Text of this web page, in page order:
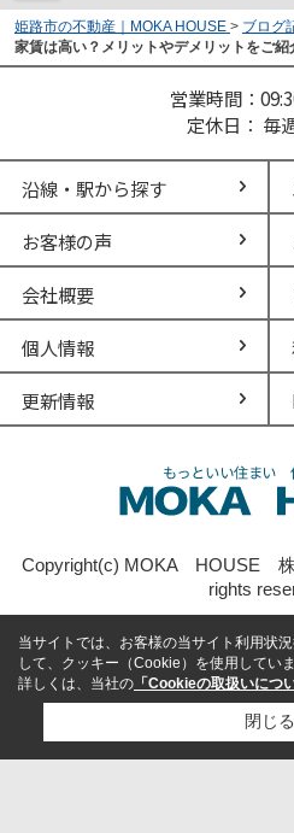
姫路市の不動産｜MOKA HOUSE > ブログ
家賃は高い？メリットやデメリットをご紹
営業時間：
定休日： 毎
沿線・駅から探す
お客様の声
会社概要
個人情報
更新情報
Copyright(c) MOKA HOUSE 株
rights
当サイトでは、お客様の当サイト利用状
して、クッキー（Cookie）を使用していま
詳しくは、当社の 「Cookieの取扱いにつ
閉じる